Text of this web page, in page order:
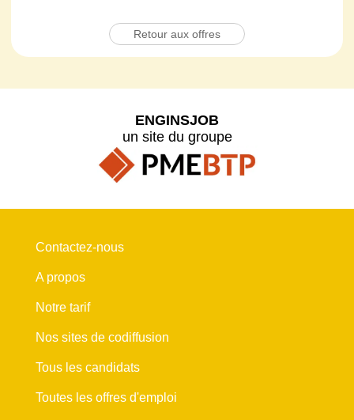
Retour aux offres
ENGINSJOB
un site du groupe
Contactez-nous
A propos
Notre tarif
Nos sites de codiffusion
Tous les candidats
Toutes les offres d'emploi